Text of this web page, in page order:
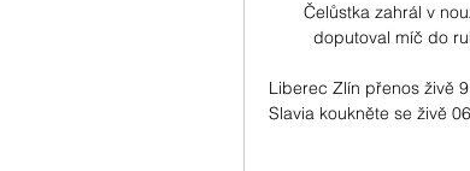
Čelůstka zahrál v
doputoval míč do
Liberec Zlín přenos živě
Slavia koukněte se živě